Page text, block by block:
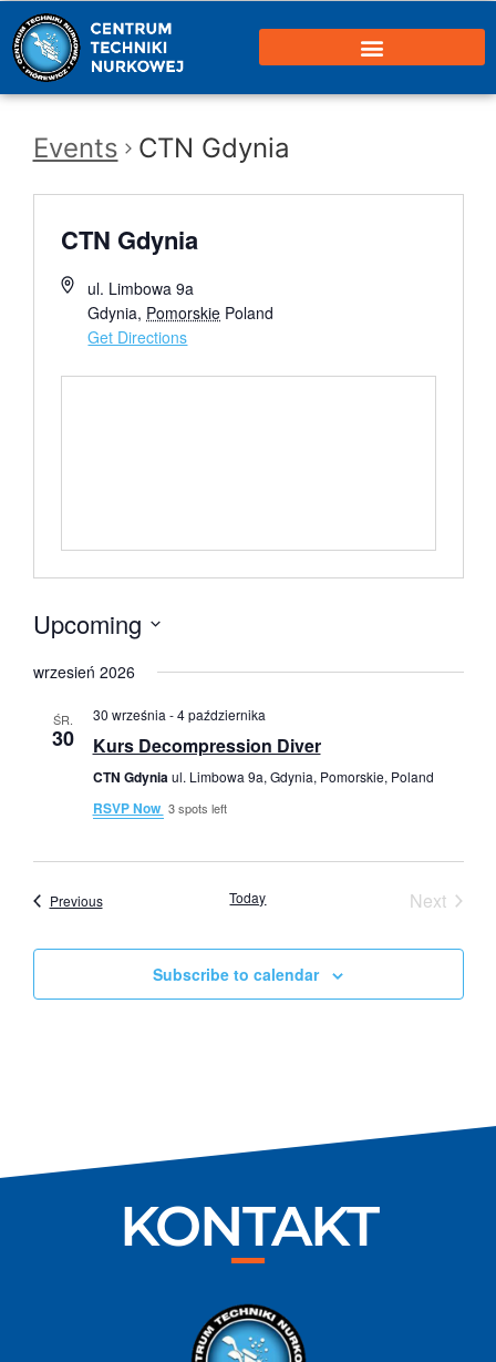
Events CTN Gdynia
CTN Gdynia
ul. Limbowa 9a
Gdynia, Pomorskie Poland
Get Directions
Upcoming
date.
wrzesień 2026
ŚR.
30
30 września -4 października
Kurs Decompression Diver
CTN Gdyniaul. Limbowa 9a, Gdynia, Pomorskie, Poland
RSVP Now 3 spots left
PreviousEvents Today Next
Subscribe to calendar
KONTAKT